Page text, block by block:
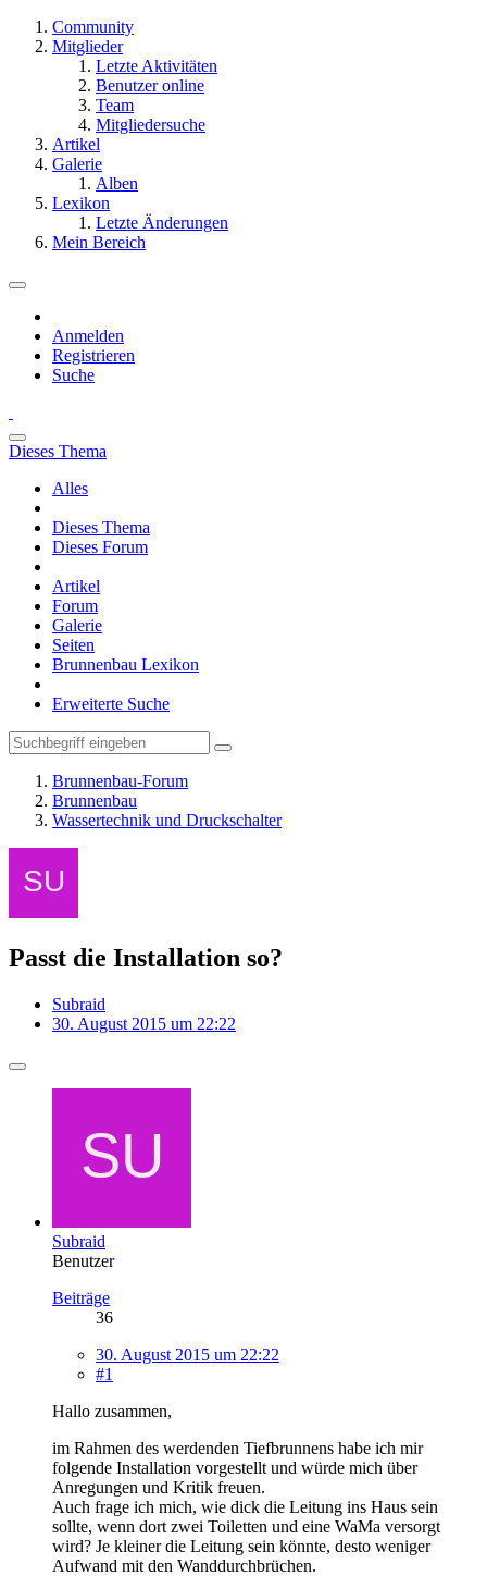
Community
Mitglieder
Letzte Aktivitäten
Benutzer online
Team
Mitgliedersuche
Artikel
Galerie
Alben
Lexikon
Letzte Änderungen
Mein Bereich
Anmelden
Registrieren
Suche
Dieses Thema
Alles
Dieses Thema
Dieses Forum
Artikel
Forum
Galerie
Seiten
Brunnenbau Lexikon
Erweiterte Suche
Brunnenbau-Forum
Brunnenbau
Wassertechnik und Druckschalter
Passt die Installation so?
Subraid
30. August 2015 um 22:22
Subraid
Benutzer
Beiträge
36
30. August 2015 um 22:22
#1
Hallo zusammen,
im Rahmen des werdenden Tiefbrunnens habe ich mir
folgende Installation vorgestellt und würde mich über
Anregungen und Kritik freuen.
Auch frage ich mich, wie dick die Leitung ins Haus sein
sollte, wenn dort zwei Toiletten und eine WaMa versorgt
wird? Je kleiner die Leitung sein könnte, desto weniger
Aufwand mit den Wanddurchbrüchen.